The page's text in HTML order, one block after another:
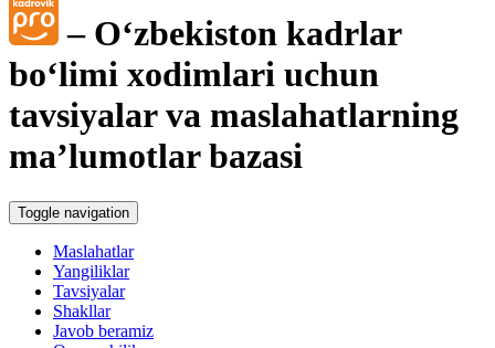
– Oʻzbekiston kadrlar
boʻlimi хodimlari uchun
tavsiyalar va maslahatlarning
ma’lumotlar bazasi
Toggle navigation
Maslahatlar
Yangiliklar
Tavsiyalar
Shakllar
Javob beramiz